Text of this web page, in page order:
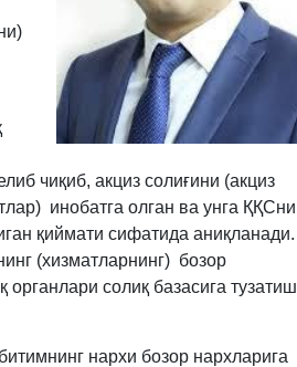
чиқиб, акциз солиғини (акциз
инобатга олган ва унга ҚҚСни
қиймати сифатида аниқланади.
(хизматларнинг) бозор
солиқ базасига тузатиш
нархи бозор нархларига